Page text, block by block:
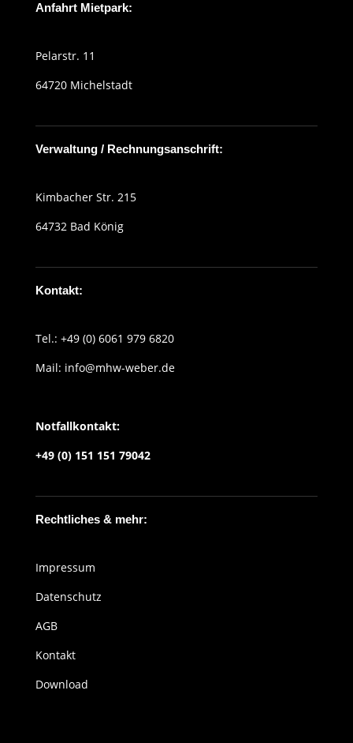
Anfahrt Mietpark:
Pelarstr. 11
64720 Michelstadt
Verwaltung / Rechnungsanschrift:
Kimbacher Str. 215
64732 Bad König
Kontakt:
Tel.: +49 (0) 6061 979 6820
Mail: info@mhw-weber.de
Notfallkontakt:
+49 (0) 151 151 79042
Rechtliches & mehr:
Impressum
Datenschutz
AGB
Kontakt
Download